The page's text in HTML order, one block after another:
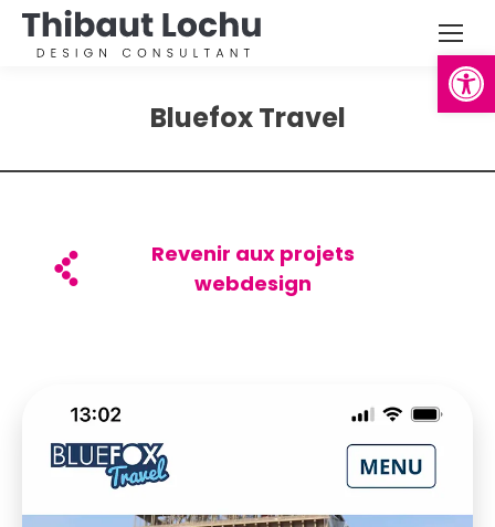
Ouvrir
Bluefox Travel
Revenir aux projets
webdesign